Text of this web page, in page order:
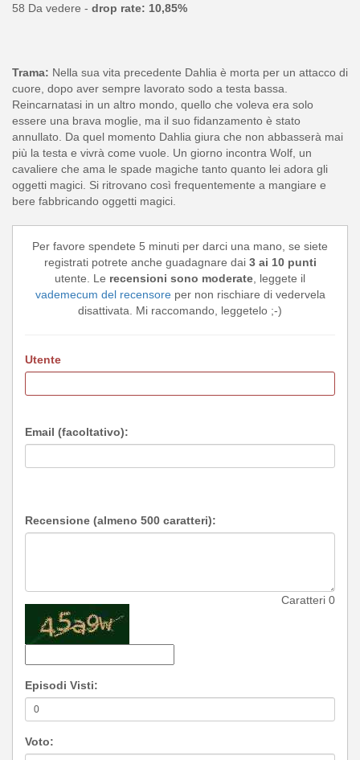
58 Da vedere - drop rate: 10,85%
Trama: Nella sua vita precedente Dahlia è morta per un attacco di
cuore, dopo aver sempre lavorato sodo a testa bassa.
Reincarnatasi in un altro mondo, quello che voleva era solo
essere una brava moglie, ma il suo fidanzamento è stato
annullato. Da quel momento Dahlia giura che non abbasserà mai
più la testa e vivrà come vuole. Un giorno incontra Wolf, un
cavaliere che ama le spade magiche tanto quanto lei adora gli
oggetti magici. Si ritrovano così frequentemente a mangiare e
bere fabbricando oggetti magici.
Per favore spendete 5 minuti per darci una mano, se siete
registrati potrete anche guadagnare dai 3 ai 10 punti
utente. Le recensioni sono moderate, leggete il
vademecum del recensoreper non rischiare di vedervela
disattivata. Mi raccomando, leggetelo ;-)
Utente
Email (facoltativo):
Recensione (almeno 500 caratteri):
Caratteri 0
Episodi Visti:
Voto: